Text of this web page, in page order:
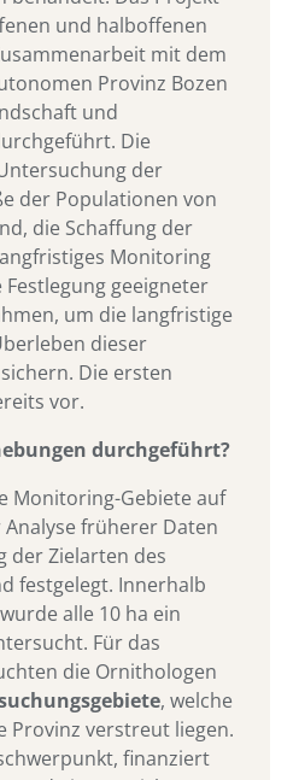
und halboffenen
mit dem
Provinz Bozen
und
Die
der
der Populationen von
die Schaffung der
Monitoring
geeigneter
um die langfristige
dieser
Die ersten
vor.
durchgeführt?
Monitoring-Gebiete auf
früherer Daten
der Zielarten des
festgelegt. Innerhalb
alle 10 ha ein
Für das
die Ornithologen
, welche
Provinz verstreut liegen.
finanziert